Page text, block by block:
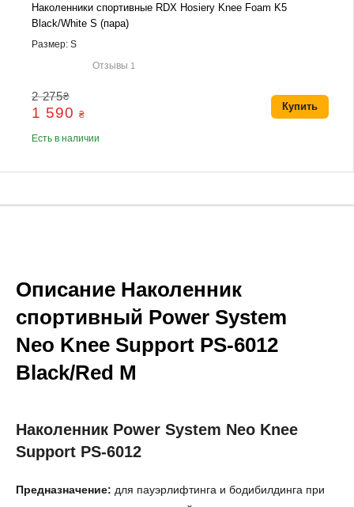
Наколенники спортивные RDX Hosiery Knee Foam K5
Black/White S (пара)
Размер: S
Отзывы 1
2 275₴
1 590 ₴
Есть в наличии
Купить
Описание Наколенник
спортивный Power System
Neo Knee Support PS-6012
Black/Red M
Наколенник Power System Neo Knee
Support PS-6012
Предназначение: для пауэрлифтинга и бодибилдинга при